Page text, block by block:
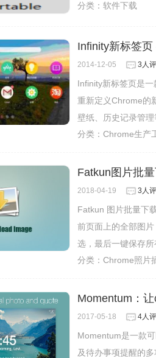
分类： 软件下载
Infinity新标签
2014-12-05 3人
Infinity新标签页是
重新定义Chrome的
壁纸、历史记录管理
分类： Chrome生产
Fatkun图片批
2018-04-19 3人
Fatkun 图片批量下
前页面上的全部图
选，最后一键保存所
分类： Chrome照片
Momentum：
2017-05-18 4人
Momentum是一款
及待办事项提醒的